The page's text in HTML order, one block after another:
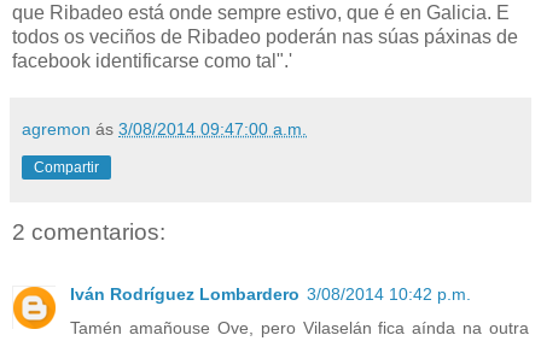
que Ribadeo está onde sempre estivo, que é en Galicia. E
todos os veciños de Ribadeo poderán nas súas páxinas de
facebook identificarse como tal".'
agremon ás 3/08/2014 09:47:00 a.m.
Compartir
2 comentarios:
Iván Rodríguez Lombardero 3/08/2014 10:42 p.m.
Tamén amañouse Ove, pero Vilaselán fica aínda na outra